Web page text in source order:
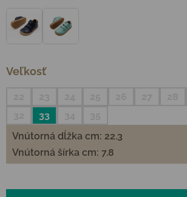
Veľkosť
33
Vnútorná dĺžka cm: 22.3
Vnútorná šírka cm: 7.8